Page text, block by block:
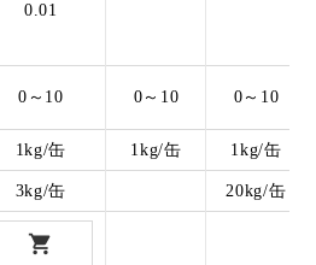
0.01
0～10 0～10 0～10
1kg/缶 1kg/缶 1kg/缶
3kg/缶 20kg/缶